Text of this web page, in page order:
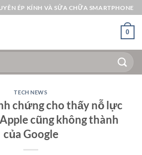
ÉP KÍNH VÀ SỬA CHỮA SMARTPHONE
0
TECH NEWS
chứng cho thấy nỗ lực
cũng không thành
của Google